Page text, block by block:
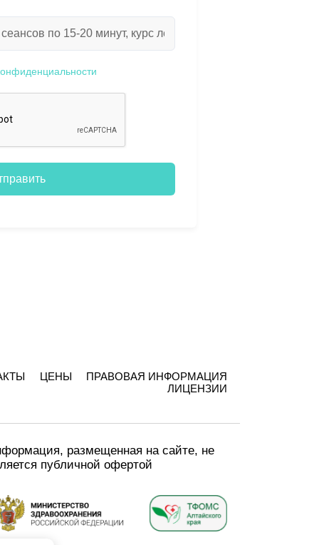
ЦЕНЫ
ПРАВОВАЯ ИНФОРМАЦИЯ
ЛИЦЕНЗИИ
размещенная на сайте, не
публичной офертой